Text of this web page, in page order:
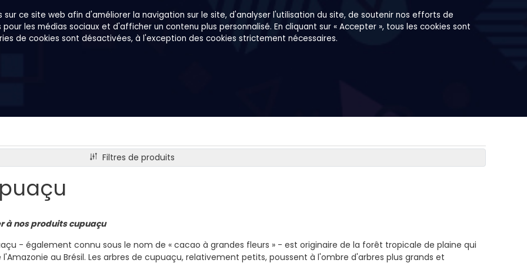
sur ce site web afin d'améliorer la navigation sur le site, d'analyser l'utilisation du site, de soutenir nos efforts de
les médias sociaux et d'afficher un contenu plus personnalisé. En cliquant sur « Accepter », tous les cookies sont
de cookies sont désactivées, à l'exception des cookies strictement nécessaires.
Filtres de produits
à nos produits cupuaçu
- également connu sous le nom de « cacao à grandes fleurs » - est originaire de la forêt tropicale de plaine qui
au Brésil. Les arbres de cupuaçu, relativement petits, poussent à l'ombre d'arbres plus grands et